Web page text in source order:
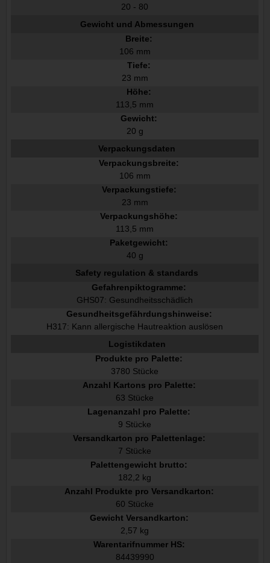
20 - 80
Gewicht und Abmessungen
Breite:
106 mm
Tiefe:
23 mm
Höhe:
113,5 mm
Gewicht:
20 g
Verpackungsdaten
Verpackungsbreite:
106 mm
Verpackungstiefe:
23 mm
Verpackungshöhe:
113,5 mm
Paketgewicht:
40 g
Safety regulation & standards
Gefahrenpiktogramme:
GHS07: Gesundheitsschädlich
Gesundheitsgefährdungshinweise:
H317: Kann allergische Hautreaktion auslösen
Logistikdaten
Produkte pro Palette:
3780 Stücke
Anzahl Kartons pro Palette:
63 Stücke
Lagenanzahl pro Palette:
9 Stücke
Versandkarton pro Palettenlage:
7 Stücke
Palettengewicht brutto:
182,2 kg
Anzahl Produkte pro Versandkarton:
60 Stücke
Gewicht Versandkarton:
2,57 kg
Warentarifnummer HS:
84439990